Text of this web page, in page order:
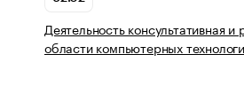
Деятельность консультативная и
области компьютерных